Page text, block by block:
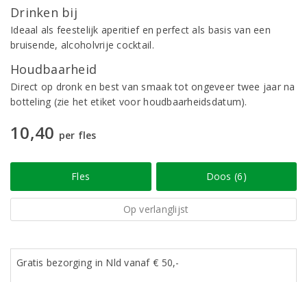
Drinken bij
Ideaal als feestelijk aperitief en perfect als basis van een
bruisende, alcoholvrije cocktail.
Houdbaarheid
Direct op dronk en best van smaak tot ongeveer twee jaar na
botteling (zie het etiket voor houdbaarheidsdatum).
10,40 per fles
Fles Doos (6)
Op verlanglijst
Gratis bezorging in Nld vanaf € 50,-